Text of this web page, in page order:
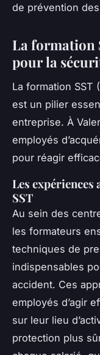
de prévention
La formation
pour la
La formation SST
est un pilier
entreprise. À
employés
pour réagir
Les
SST
Au sein des
les formateurs
techniques de
indispensables
accident. Ces
employés d’agir
sur leur lieu
protection plus